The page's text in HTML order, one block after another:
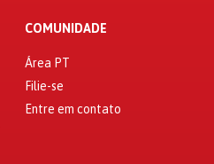
COMUNIDADE
Área PT
Filie-se
Entre em contato